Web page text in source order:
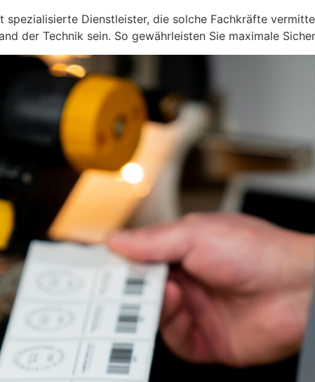
spezialisierte Dienstleister, die solche Fachkräfte
der Technik sein. So gewährleisten Sie maximale